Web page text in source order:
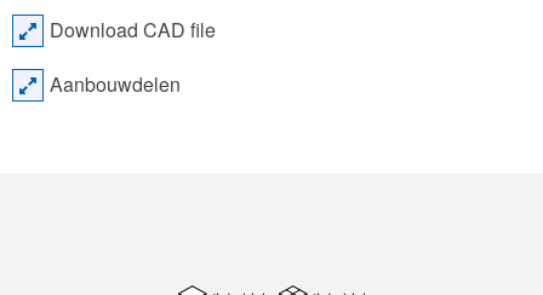
Download CAD file
Aanbouwdelen